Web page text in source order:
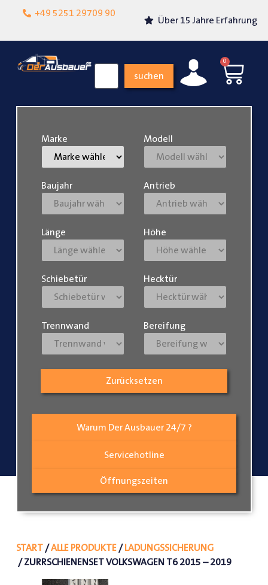
+49 5251 29709 90
Lokalgeschäft in
Über 15 Jahre Erfahrung
suchen
0
Warum Der Ausbauer 24/7 ?
Servicehotline
Öffnungszeiten
Marke Modell
Baujahr Antrieb
Länge Höhe
Schiebetür Hecktür
Trennwand Bereifung
Zurücksetzen
START/ALLE PRODUKTE/LADUNGSSICHERUNG
/ ZURRSCHIENENSET VOLKSWAGEN T6 2015 – 2019